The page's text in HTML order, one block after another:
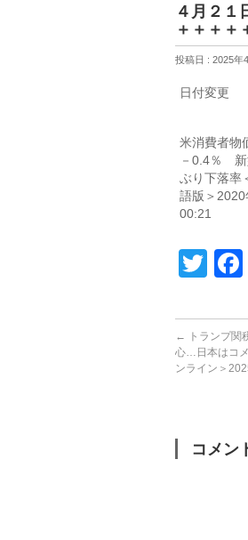
４月２１
＋＋＋＋
投稿日 : 2025年
日付変更
米消費者物
－0.4％ 新
ぶり下落率
語版＞
00:21
←
トランプ関
心…日本はコ
ンライン＞
コメン